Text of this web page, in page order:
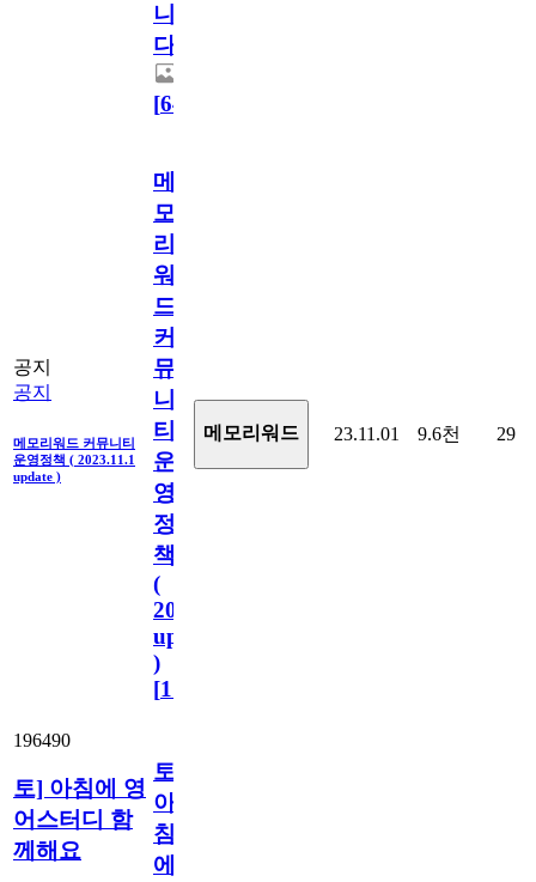
니
다.
[64
공지
공지
메모리워드 커뮤니티
운영정책 ( 2023.11.1
update )
메
모
리
워
드
커
뮤
니
티
운
영
정
책
(
2023.11.1
update
)
[110
메모리워드 23.11.01 9.6천 29
196490
토] 아침에 영
어스터디 함
께해요
토]
아
침
에